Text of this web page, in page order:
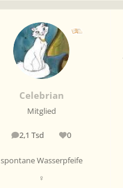
Celebrian
Mitglied
2,1 Tsd
Beiträge 0
Reputation
spontane Wasserpfeife
♀